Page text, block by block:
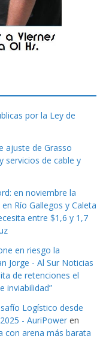
por la Ley de
ajuste de Grasso
servicios de cable y
en noviembre la
Río Gallegos y Caleta
entre $1,6 y 1,7
en riesgo la
Jorge - Al Sur Noticias
de retenciones el
inviabilidad”
Logístico desde
- AuriPower en
con arena más barata